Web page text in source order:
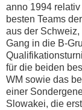
anno 1994
besten Teams
aus der
Gang in die B-
für die beiden
WM sowie das
einer
Slowakei, die